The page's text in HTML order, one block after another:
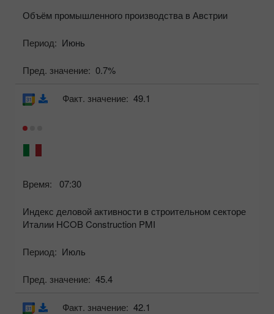
Объём промышленного производства в Австрии
Период: Июнь
Пред. значение: 0.7%
Время: 07:30
Индекс деловой активности в строительном секторе
Италии HCOB Construction PMI
Период: Июль
Пред. значение: 45.4
Факт. значение: 49.1
Факт. значение: 42.1